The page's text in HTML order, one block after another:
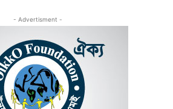
- Advertisment -